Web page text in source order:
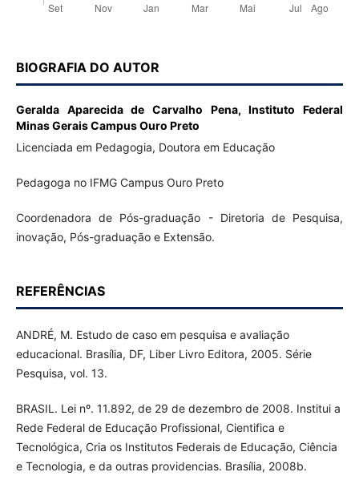
BIOGRAFIA DO AUTOR
Geralda Aparecida de Carvalho Pena,Instituto Federal
Minas Gerais Campus Ouro Preto
Licenciada em Pedagogia, Doutora em Educação
Pedagoga no IFMG Campus Ouro Preto
Coordenadora de Pós-graduação - Diretoria de Pesquisa,
inovação, Pós-graduação e Extensão.
REFERÊNCIAS
ANDRÉ, M. Estudo de caso em pesquisa e avaliação
educacional. Brasília, DF, Liber Livro Editora, 2005. Série
Pesquisa, vol. 13.
BRASIL. Lei nº. 11.892, de 29 de dezembro de 2008. Institui a
Rede Federal de Educação Profissional, Cientifica e
Tecnológica, Cria os Institutos Federais de Educação, Ciência
e Tecnologia, e da outras providencias. Brasília, 2008b.